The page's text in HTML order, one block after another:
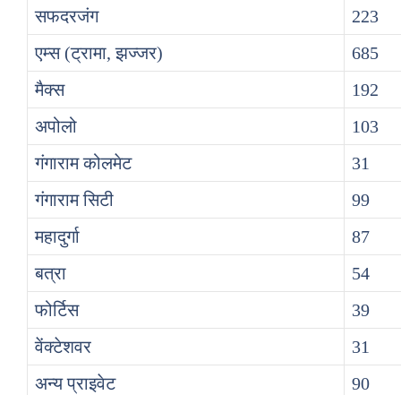
सफदरजंग
223
एम्स (ट्रामा, झज्जर)
685
मैक्स
192
अपोलो
103
गंगाराम कोलमेट
31
गंगाराम सिटी
99
महादुर्गा
87
बत्रा
54
फोर्टिस
39
वेंक्टेशवर
31
अन्य प्राइवेट
90